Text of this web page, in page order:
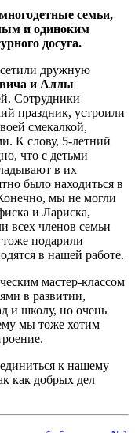
семьи,
и одиноким
досуга.
дружную
и Аллы
Сотрудники
праздник, устроили
смекалкой,
К слову, 5-летний
что с детьми
в их
было находиться в
мы не могли
и Лариска,
всех членов семьи
подарили
в нашей работе.
мастер-классом
в развитии,
и школу, но очень
мы тоже хотим
к нашему
как добрых дел